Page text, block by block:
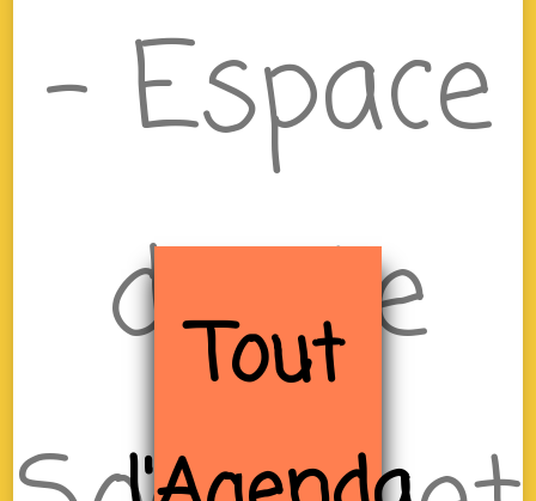
– Espace
de Vie
Tout